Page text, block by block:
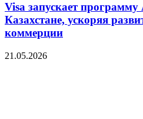
Visa запускает программу
Казахстане, ускоряя
коммерции
21.05.2026